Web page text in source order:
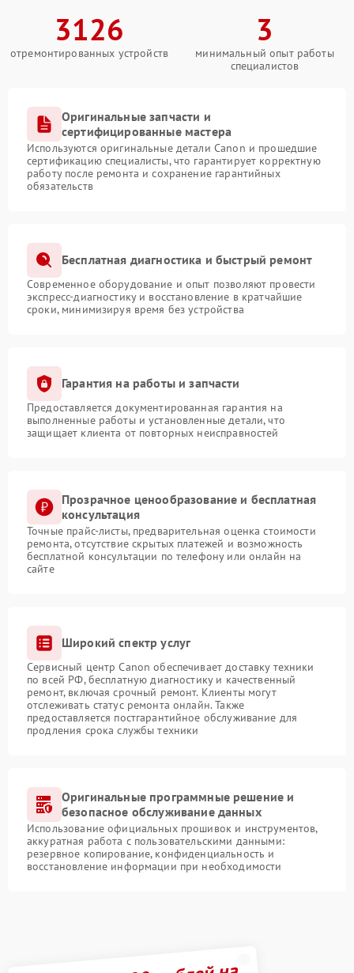
3126
отремонтированных устройств
3
минимальный опыт работы
специалистов
Оригинальные запчасти и
сертифицированные мастера
Используются оригинальные детали Canon и прошедшие
сертификацию специалисты, что гарантирует корректную
работу после ремонта и сохранение гарантийных
обязательств
Бесплатная диагностика и быстрый ремонт
Современное оборудование и опыт позволяют провести
экспресс-диагностику и восстановление в кратчайшие
сроки, минимизируя время без устройства
Гарантия на работы и запчасти
Предоставляется документированная гарантия на
выполненные работы и установленные детали, что
защищает клиента от повторных неисправностей
Прозрачное ценообразование и бесплатная
консультация
Точные прайс-листы, предварительная оценка стоимости
ремонта, отсутствие скрытых платежей и возможность
бесплатной консультации по телефону или онлайн на
сайте
Широкий спектр услуг
Сервисный центр Canon обеспечивает доставку техники
по всей РФ, бесплатную диагностику и качественный
ремонт, включая срочный ремонт. Клиенты могут
отслеживать статус ремонта онлайн. Также
предоставляется постгарантийное обслуживание для
продления срока службы техники
Оригинальные программные решение и
безопасное обслуживание данных
Использование официальных прошивок и инструментов,
аккуратная работа с пользовательскими данными:
резервное копирование, конфиденциальность и
восстановление информации при необходимости